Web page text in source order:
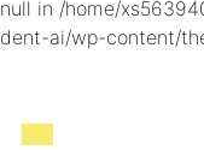
null in /home/
dent-ai/wp-content/